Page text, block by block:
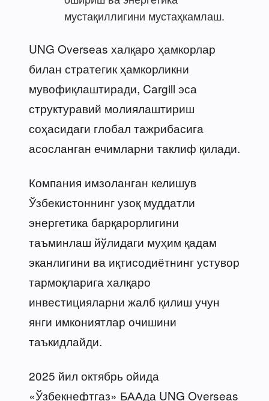
мустақиллигини мустаҳкамлаш.
UNG Overseas халқаро ҳамкорлар
билан стратегик ҳамкорликни
мувофиқлаштиради, Cargill эса
структуравий молиялаштириш
соҳасидаги глобал тажрибасига
асосланган ечимларни таклиф қилади.
Компания имзоланган келишув
Ўзбекистоннинг узоқ муддатли
энергетика барқарорлигини
таъминлаш йўлидаги муҳим қадам
эканлигини ва иқтисодиётнинг устувор
тармоқларига халқаро
инвестицияларни жалб қилиш учун
янги имкониятлар очишини
таъкидлайди.
2025 йил октябрь ойида
«Ўзбекнефтгаз» БААда UNG Overseas